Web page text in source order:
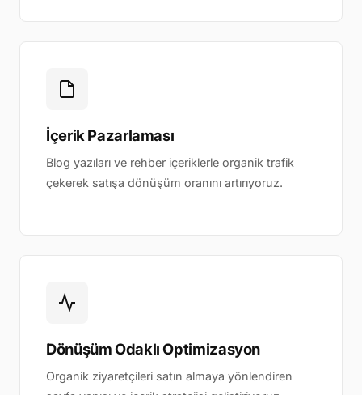
İçerik Pazarlaması
Blog yazıları ve rehber içeriklerle organik trafik
çekerek satışa dönüşüm oranını artırıyoruz.
Dönüşüm Odaklı Optimizasyon
Organik ziyaretçileri satın almaya yönlendiren